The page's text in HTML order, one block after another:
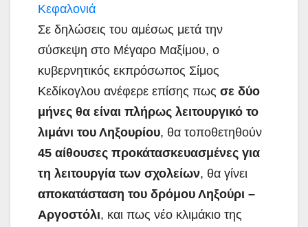
Σε δηλώσεις του αμέσως μετά την
σύσκεψη στο Μέγαρο Μαξίμου, ο
κυβερνητικός εκπρόσωπος Σίμος
Κεδίκογλου ανέφερε επίσης πως σε δύο
μήνες θα είναι πλήρως λειτουργικό το
λιμάνι του Ληξουρίου, θα τοποθετηθούν
45 αίθουσες προκάτασκευασμένες για
τη λειτουργία των σχολείων, θα γίνει
αποκατάσταση του δρόμου Ληξούρι –
Αργοστόλι, και πως νέο κλιμάκιο της